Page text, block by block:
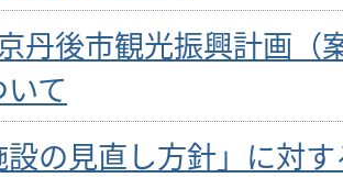
京丹後市観光振興計画
て
設の見直し方針」に対